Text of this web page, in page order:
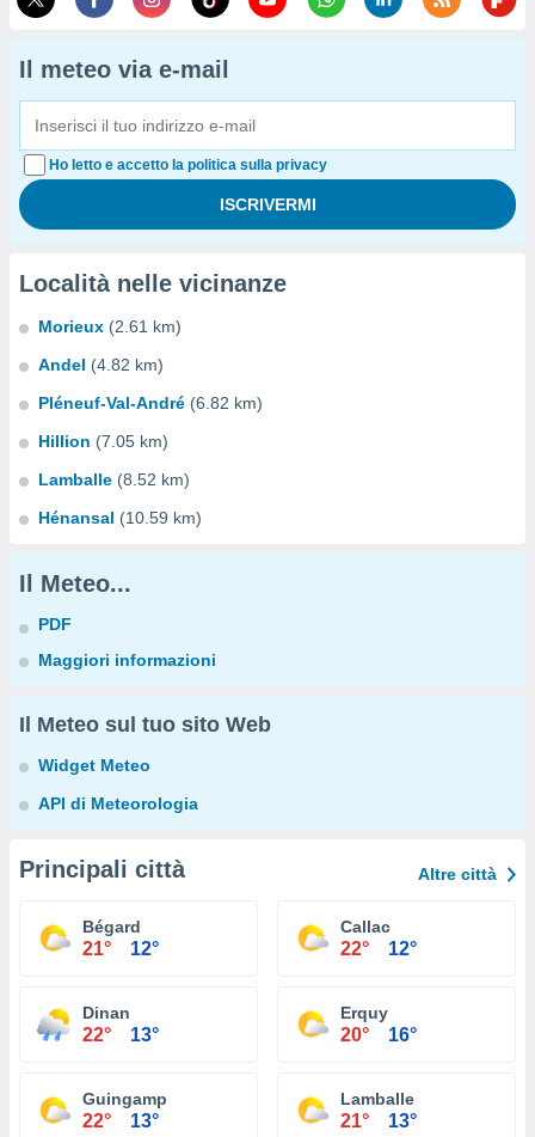
Il meteo via e-mail
Ho letto e accetto la politica sulla privacy
Località nelle vicinanze
Morieux (2.61 km)
Andel (4.82 km)
Pléneuf-Val-André (6.82 km)
Hillion (7.05 km)
Lamballe (8.52 km)
Hénansal (10.59 km)
Il Meteo...
PDF
Maggiori informazioni
Il Meteo sul tuo sito Web
Widget Meteo
API di Meteorologia
Principali città Altre città
Bégard
21° 12°
Callac
22° 12°
Dinan
22° 13°
Erquy
20° 16°
Guingamp
22° 13°
Lamballe
21° 13°